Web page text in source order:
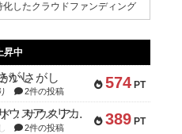
したクラウドファンディング
昇中
574 PT
いさがし
2件の投稿
389 PT
リワイルド：サウスアメリカ
2件の投稿